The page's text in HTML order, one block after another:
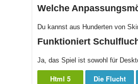
Welche
Du kannst aus Hunderten von
Funktioniert
Ja, das Spiel ist sowohl für
Html 5 Die Flucht